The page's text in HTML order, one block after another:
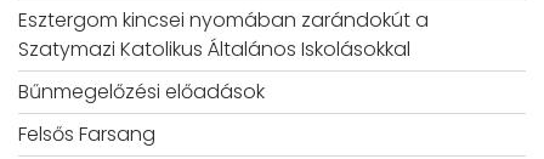
Esztergom kincsei nyomában zarándokút a
Szatymazi Katolikus Általános Iskolásokkal
Bűnmegelőzési előadások
Felsős Farsang